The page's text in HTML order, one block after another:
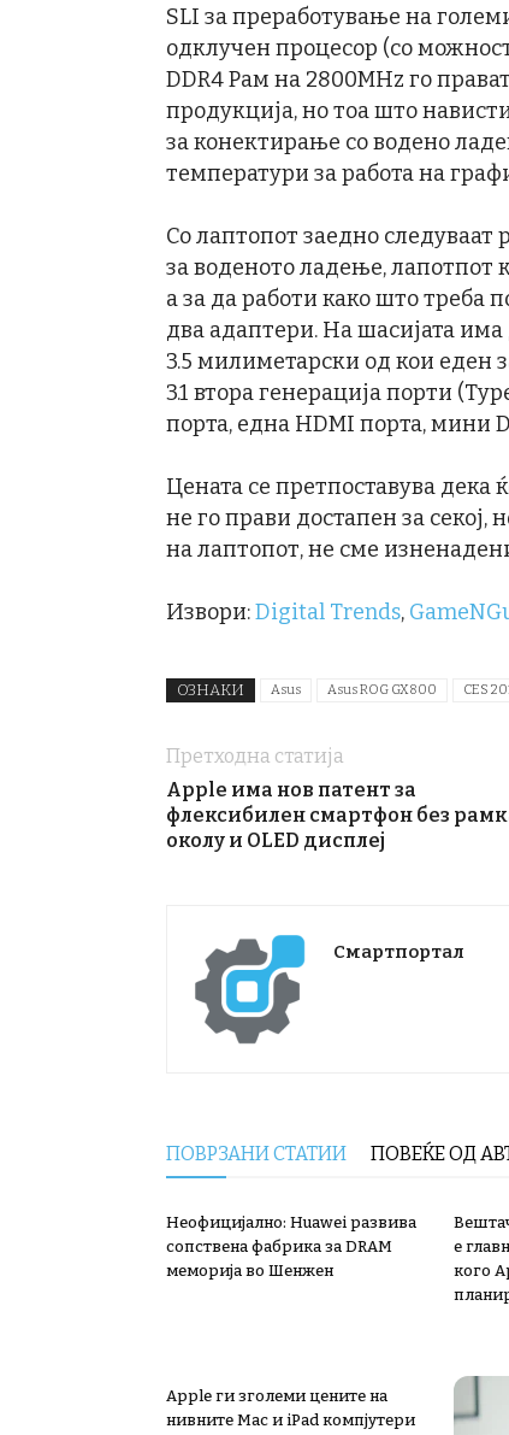
SLI за преработување на
одклучен процесор (со
DDR4 Рам на 2800MHz го
продукција, но тоа што
за конектирање со водено
температури за работа на
Со лаптопот заедно
за воденото ладење, лапотпот
а за да работи како што треба
два адаптери. На шасијата
3.5 милиметарски од кои еден
3.1 втора генерација порти
порта, една HDMI порта, мини
Цената се претпоставува
не го прави достапен за
на лаптопот, не сме
Извори:Digital Trends,
ОЗНАКИ Asus Asus ROG GX800 CES
Претходна статија
Apple има нов патент за
флексибилен смартфон без
околу и OLED дисплеј
Смартпортал
ПОВРЗАНИ СТАТИИ ПОВЕЌЕ ОД
Неофицијално: Huawei развива
сопствена фабрика за DRAM
меморија во Шенжен
е
кого
Apple ги зголеми цените на
нивните Mac и iPad компјутери